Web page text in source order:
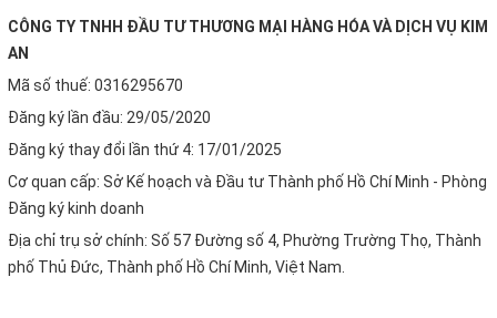
CÔNG TY TNHH ĐẦU TƯ THƯƠNG MẠI HÀNG HÓA VÀ DỊCH VỤ KIM
AN
Mã số thuế: 0316295670
Đăng ký lần đầu: 29/05/2020
Đăng ký thay đổi lần thứ 4: 17/01/2025
Cơ quan cấp: Sở Kế hoạch và Đầu tư Thành phố Hồ Chí Minh - Phòng
Đăng ký kinh doanh
Địa chỉ trụ sở chính: Số 57 Đường số 4, Phường Trường Thọ, Thành
phố Thủ Đức, Thành phố Hồ Chí Minh, Việt Nam.